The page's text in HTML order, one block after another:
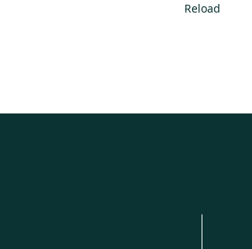
Reload